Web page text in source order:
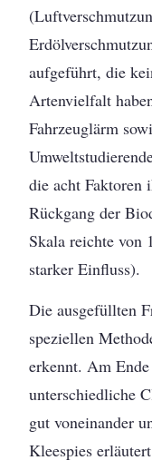
aufgeführt, die
Artenvielfalt
Fahrzeuglärm
die acht Faktoren
Rückgang der
Skala reichte von
starker Einfluss).
Die ausgefüllten
speziellen
erkennt. Am
unterschiedliche
gut voneinander
Kleespies